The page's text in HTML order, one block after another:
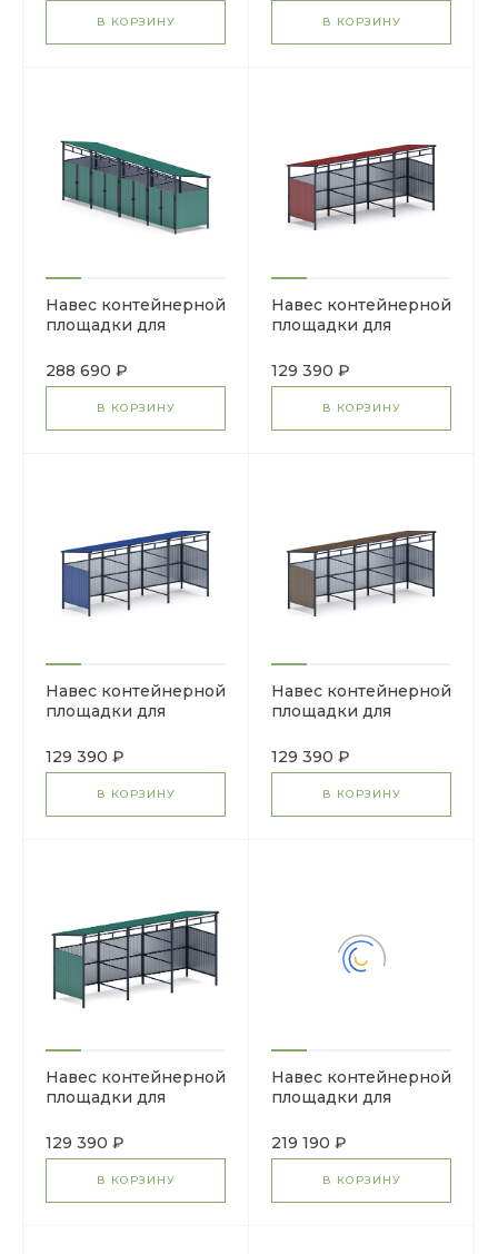
В КОРЗИНУ В КОРЗИНУ
Навес контейнерной
площадки для
МФ 55.02.02.4-01
288 690 ₽
В КОРЗИНУ
Навес контейнерной
площадки для
МФ 55.02.03.3-04
129 390 ₽
В КОРЗИНУ
Навес контейнерной
площадки для
МФ 55.02.03.3-03
129 390 ₽
В КОРЗИНУ
Навес контейнерной
площадки для
МФ 55.02.03.3-02
129 390 ₽
В КОРЗИНУ
Навес контейнерной
площадки для
МФ 55.02.03.3-01
129 390 ₽
В КОРЗИНУ
Навес контейнерной
площадки для
МФ 55.02.02.3-04
219 190 ₽
В КОРЗИНУ